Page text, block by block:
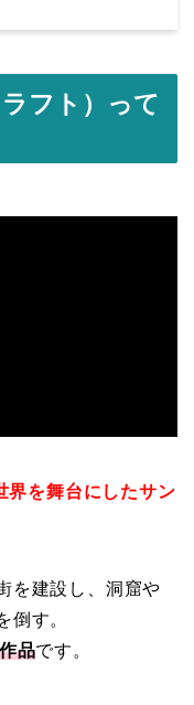
フト）って
界を舞台にしたサン
を建設し、洞窟や
倒す。
品です。